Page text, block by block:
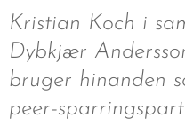
Kristian Koch i
Dybkjær
bruger hinanden
peer-